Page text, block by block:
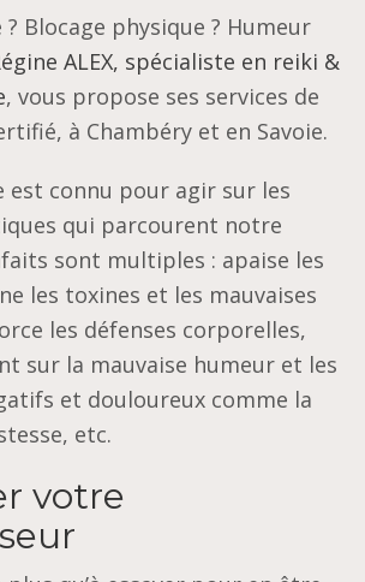
? Blocage physique ? Humeur
ALEX, spécialiste en reiki &
, vous propose ses services de
à Chambéry et en Savoie.
est connu pour agir sur les
qui parcourent notre
sont multiples : apaise les
les toxines et les mauvaises
les défenses corporelles,
sur la mauvaise humeur et les
et douloureux comme la
etc.
votre